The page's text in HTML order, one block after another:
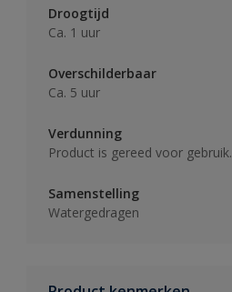
Droogtijd
Ca. 1 uur
Overschilderbaar
Ca. 5 uur
Verdunning
Product is gereed voor gebruik.
Samenstelling
Watergedragen